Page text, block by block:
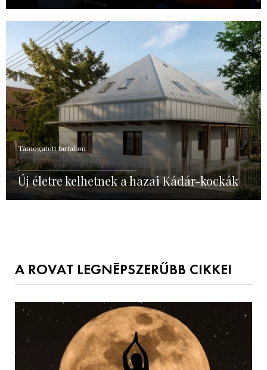
Támogatott tartalom
Új életre kelhetnek a hazai Kádár-kockák
A ROVAT LEGNÉPSZERŰBB CIKKEI